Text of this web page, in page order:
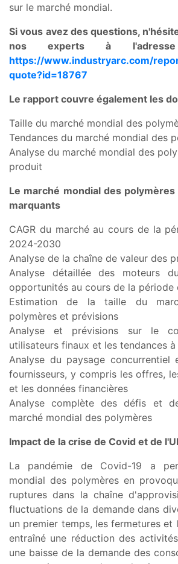
sur le marché mondial.
Si vous avez des questions,
nos experts à
https://www.industryarc.com/
quote?id=18767
Le rapport couvre également les
Taille du marché mondial des
Tendances du marché mondial des
Analyse du marché mondial des
produit
Le marché mondial des
marquants
CAGR du marché au cours de la
2024-2030
Analyse de la chaîne de valeur des
Analyse détaillée des moteurs
opportunités au cours de la période
Estimation de la taille du
polymères et prévisions
Analyse et prévisions sur le
utilisateurs finaux et les tendances
Analyse du paysage concurrentiel
fournisseurs, y compris les offres,
et les données financières
Analyse complète des défis et
marché mondial des polymères
Impact de la crise de Covid et de
La pandémie de Covid-19 a
mondial des polymères en
ruptures dans la chaîne
fluctuations de la demande dans
un premier temps, les fermetures et
entraîné une réduction des
une baisse de la demande des